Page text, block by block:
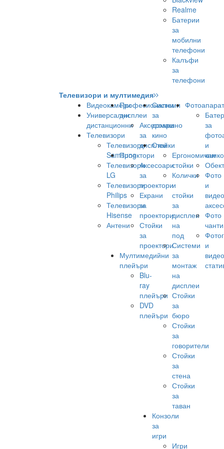
Realme
Батерии
за
мобилни
телефони
Калъфи
за
телефони
Телевизори и мултимедия
Видеокамери
Универсални
дистанционни
Телевизори
Телевизори
Samsung
Телевизори
LG
Телевизори
Philips
Телевизори
Hisense
Антени
Професионални
дисплеи
Аксесоари
за
дисплеи
Проектори
Аксесоари
за
проектори
Екрани
за
проектори
Стойки
за
проектори
Мултимедийни
плейъри
Blu-
ray
плейъри
DVD
плейъри
Системи
за
домашно
кино
Стойки
Ергономични
стойки
Колички
и
стойки
за
дисплеи
на
под
Системи
за
монтаж
на
дисплеи
Стойки
за
бюро
Стойки
за
говорители
Стойки
за
стена
Стойки
за
таван
Конзоли
за
игри
Игри
за
и
Фото
и
видео
Фото
чанти
и
видео